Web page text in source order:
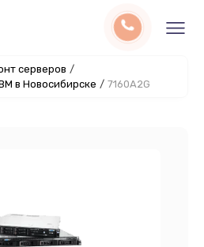
серверов /
в Новосибирске / 7160A2G